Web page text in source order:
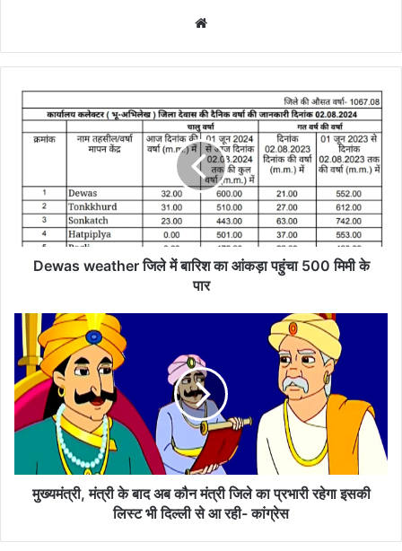
Dewas
weather
जिले
का
आंकड़ा
पहुंचा
500
Dewas weather जिले में बारिश का आंकड़ा पहुंचा 500 मिमी के
पार
मुख्यमंत्री,
मंत्री
के
बाद
अब
कौन
मंत्री
का
प्रभारीमुख्यमंत्री, मंत्री के बाद अब कौन मंत्री जिले का प्रभारी रहेगा इसकी
लिस्ट भी दिल्ली से आ रही- कांग्रेस